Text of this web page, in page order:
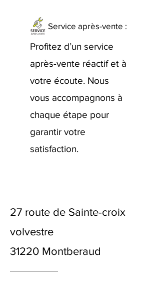
Service après-vente :
Profitez d’un service
après-vente réactif et à
votre écoute. Nous
vous accompagnons à
chaque étape pour
garantir votre
satisfaction.
27 route de Sainte-croix
volvestre
31220 Montberaud